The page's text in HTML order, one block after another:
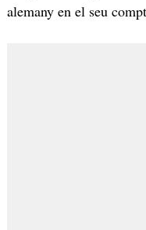
alemany en el seu